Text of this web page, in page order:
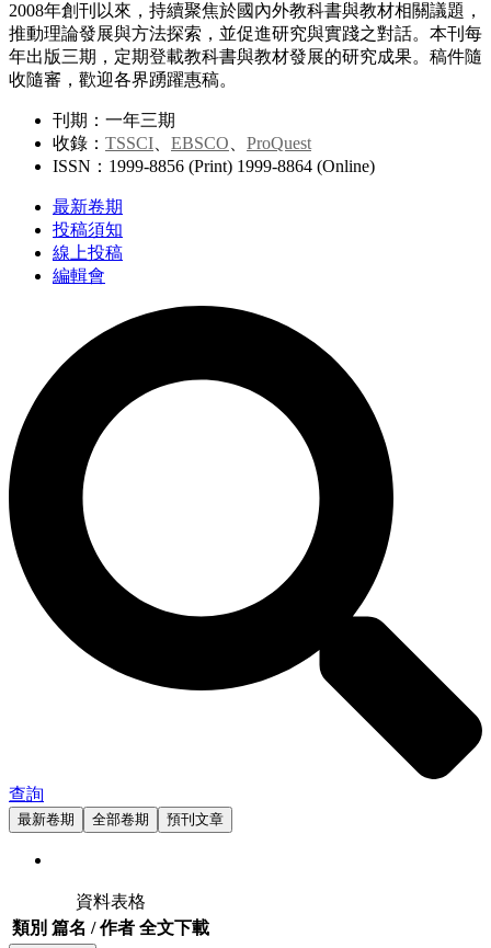
2008年創刊以來，持續聚焦於國內外教科書與教材相關議題，
推動理論發展與方法探索，並促進研究與實踐之對話。本刊每
年出版三期，定期登載教科書與教材發展的研究成果。稿件隨
收隨審，歡迎各界踴躍惠稿。
刊期：一年三期
收錄： TSSCI EBSCO
ProQuest
ISSN：1999-8856 (Print) 1999-8864 (Online)
最新卷期
投稿須知
線上投稿
編輯會
查詢
最新卷期 全部卷期 預刊文章
資料表格
類別 篇名 / 作者 全文下載